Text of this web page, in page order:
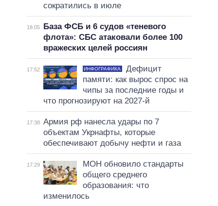
сократились в июле
18:05
База ФСБ и 6 судов «теневого
флота»: СБС атаковали более 100
вражеских целей россиян
17:52 ИНФОГРАФИКА
Дефицит
памяти: как вырос спрос на
чипы за последние годы и
что прогнозируют на 2027-й
17:38 Армия рф нанесла удары по 7
объектам Укрнафты, которые
обеспечивают добычу нефти и газа
17:29
МОН обновило стандарты
общего среднего
образования: что
изменилось